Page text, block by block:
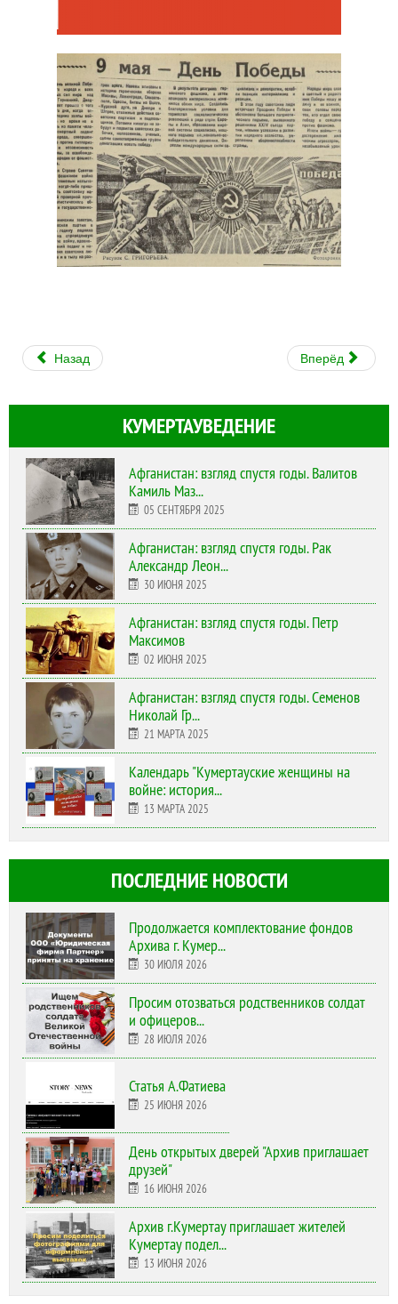
Назад Вперёд
КУМЕРТАУВЕДЕНИЕ
Афганистан: взгляд спустя годы. Валитов
Камиль Маз...
05 СЕНТЯБРЯ 2025
Афганистан: взгляд спустя годы. Рак
Александр Леон...
30 ИЮНЯ 2025
Афганистан: взгляд спустя годы. Петр
Максимов
02 ИЮНЯ 2025
Афганистан: взгляд спустя годы. Семенов
Николай Гр...
21 МАРТА 2025
Календарь "Кумертауские женщины на
войне: история...
13 МАРТА 2025
ПОСЛЕДНИЕ НОВОСТИ
Продолжается комплектование фондов
Архива г. Кумер...
30 ИЮЛЯ 2026
Просим отозваться родственников солдат
и офицеров...
28 ИЮЛЯ 2026
Статья А.Фатиева
25 ИЮНЯ 2026
День открытых дверей "Архив приглашает
друзей"
16 ИЮНЯ 2026
Архив г.Кумертау приглашает жителей
Кумертау подел...
13 ИЮНЯ 2026